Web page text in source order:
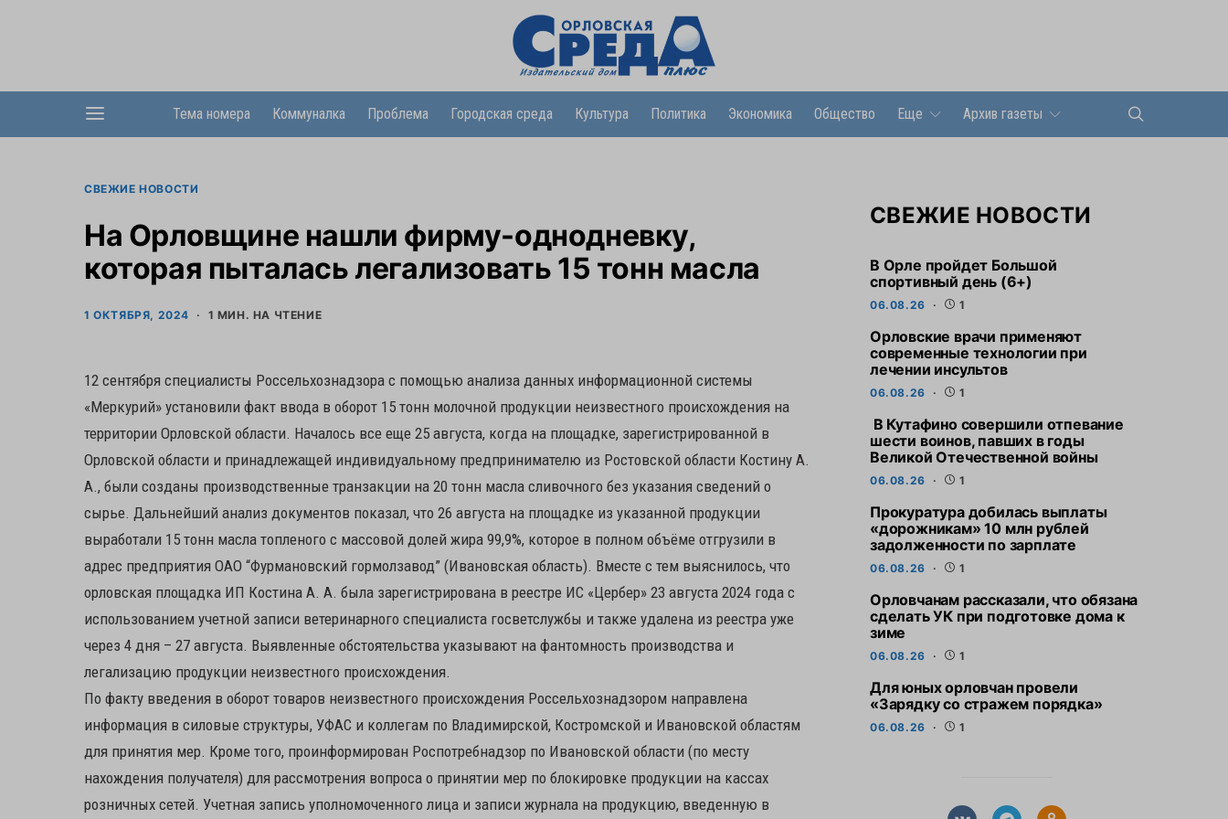
Тема номера Коммуналка Проблема Городская среда Культура Политика Экономика Общество Еще Архив газеты
СВЕЖИЕ НОВОСТИ
На Орловщине нашли фирму-однодневку,
которая пыталась легализовать 15 тонн масла
1 ОКТЯБРЯ, 2024 1 МИН. НА ЧТЕНИЕ
12 сентября специалисты Россельхознадзора с помощью анализа данных информационной системы
«Меркурий» установили факт ввода в оборот 15 тонн молочной продукции неизвестного происхождения на
территории Орловской области. Началось все еще 25 августа, когда на площадке, зарегистрированной в
Орловской области и принадлежащей индивидуальному предпринимателю из Ростовской области Костину А.
А., были созданы производственные транзакции на 20 тонн масла сливочного без указания сведений о
сырье. Дальнейший анализ документов показал, что 26 августа на площадке из указанной продукции
выработали 15 тонн масла топленого с массовой долей жира 99,9%, которое в полном объёме отгрузили в
адрес предприятия ОАО “Фурмановский гормолзавод” (Ивановская область). Вместе с тем выяснилось, что
орловская площадка ИП Костина А. А. была зарегистрирована в реестре ИС «Цербер» 23 августа 2024 года с
использованием учетной записи ветеринарного специалиста госветслужбы и также удалена из реестра уже
через 4 дня – 27 августа. Выявленные обстоятельства указывают на фантомность производства и
легализацию продукции неизвестного происхождения.
По факту введения в оборот товаров неизвестного происхождения Россельхознадзором направлена
информация в силовые структуры, УФАС и коллегам по Владимирской, Костромской и Ивановской областям
для принятия мер. Кроме того, проинформирован Роспотребнадзор по Ивановской области (по месту
нахождения получателя) для рассмотрения вопроса о принятии мер по блокировке продукции на кассах
розничных сетей. Учетная запись уполномоченного лица и записи журнала на продукцию, введенную в
СВЕЖИЕ НОВОСТИ
В Орле пройдет Большой
спортивный день (6+)
06.08.26 1
Орловские врачи применяют
современные технологии при
лечении инсультов
06.08.26 1
В Кутафино совершили отпевание
шести воинов, павших в годы
Великой Отечественной войны
06.08.26 1
Прокуратура добилась выплаты
«дорожникам» 10 млн рублей
задолженности по зарплате
06.08.26 1
Орловчанам рассказали, что обязана
сделать УК при подготовке дома к
зиме
06.08.26 1
Для юных орловчан провели
«Зарядку со стражем порядка»
06.08.26 1